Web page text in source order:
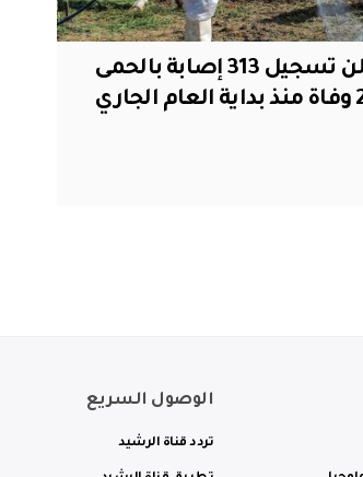
الصحة تعلن تسجيل 313 إصابة بالحمى
الوصول السريع
تردد قناة الرشيد